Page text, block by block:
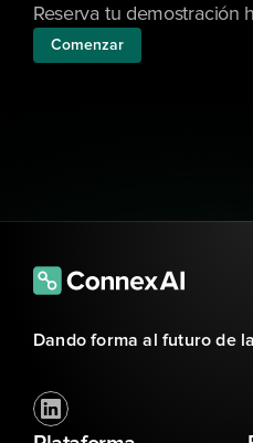
Dando forma al futuro de
Reserva tu demostración
Comenzar